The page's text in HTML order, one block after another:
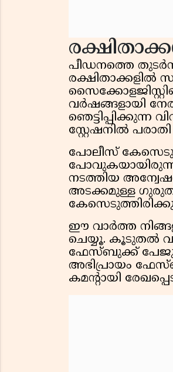
പീഡനത്തെ
രക്ഷിതാക്കളിൽ
വർഷങ്ങളായി
ഞെട്ടിപ്പിക്കുന്ന
സ്റ്റേഷനിൽ
പോലീസ്
നടത്തിയ
അടക്കമുള്ള
ഈ വാർത്ത
ചെയ്യൂ. കൂടുതൽ
ഫേസ്ബുക്ക് പേജും
അഭിപ്രായം
കമന്റായി